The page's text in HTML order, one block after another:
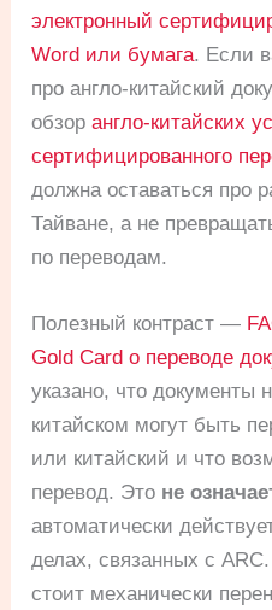
электронный
Word или бумага. Если
про англо-китайский
обзорангло-китайских
сертифицированного
должна оставаться про
Тайване, а не
по переводам.
Полезный контраст —
Gold Card о переводе
указано, что документы
китайском могут быть
или китайский и что
перевод. Это не
автоматически
делах, связанных с
стоит механически